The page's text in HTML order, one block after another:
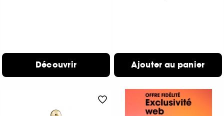
Découvrir Ajouter au panier